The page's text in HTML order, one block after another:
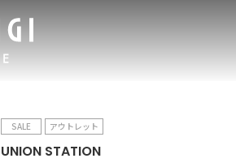
SALE アウトレット
UNION STATION